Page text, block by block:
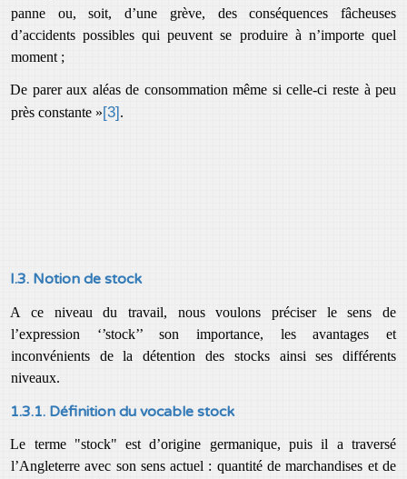
panne ou, soit, d’une grève, des conséquences fâcheuses
d’accidents possibles qui peuvent se produire à n’importe quel
moment ;
De parer aux aléas de consommation même si celle-ci reste à peu
près constante »[3].
I.3. Notion de stock
A ce niveau du travail, nous voulons préciser le sens de
l’expression ‘’stock’’ son importance, les avantages et
inconvénients de la détention des stocks ainsi ses différents
niveaux.
1.3.1. Définition du vocable stock
Le terme "stock" est d’origine germanique, puis il a traversé
l’Angleterre avec son sens actuel : quantité de marchandises et de